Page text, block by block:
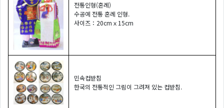
전통인형(혼례)
수공예 전통 혼례 인형.
사이즈：20cmｘ15cm
민속컵받침
한국의 전통적인 그림이 그려져 있는 컵받침.